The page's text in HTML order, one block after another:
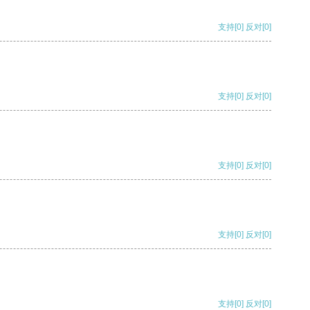
支持[0] 反对[0]
支持[0] 反对[0]
支持[0] 反对[0]
支持[0] 反对[0]
支持[0] 反对[0]